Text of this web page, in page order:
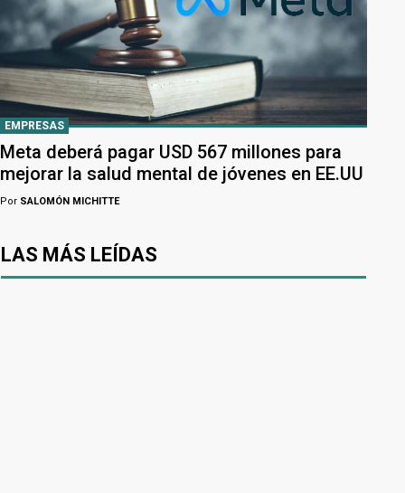
EMPRESAS
Meta deberá pagar USD 567 millones para
mejorar la salud mental de jóvenes en EE.UU
Por SALOMÓN MICHITTE
LAS MÁS LEÍDAS